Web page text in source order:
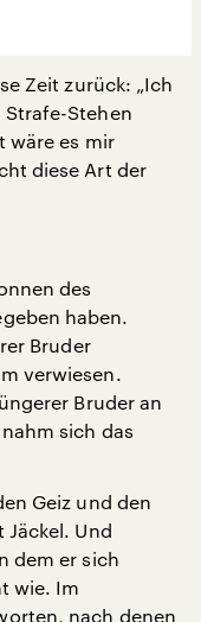
Zeit zurück: „Ich
Stehen
wäre es mir
diese Art der
des
haben.
Bruder
verwiesen.
Bruder an
sich das
Geiz und den
Und
dem er sich
wie. Im
nach denen